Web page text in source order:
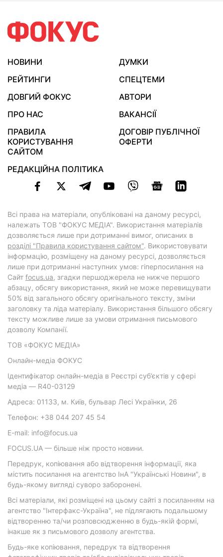
НОВИНИ
ДУМКИ
РЕЙТИНГИ
СПЕЦТЕМИ
ДОВГИЙ ФОКУС
АВТОРИ
ПРО НАС
ВАКАНСІЇ
ПРАВИЛА
КОРИСТУВАННЯ
САЙТОМ
ДОГОВІР ПУБЛІЧНОЇ
ОФЕРТИ
РЕДАКЦІЙНА ПОЛІТИКА
Всі права на матеріали, опубліковані на даному ресурсі,
належать ТОВ "ФОКУС МЕДІА". Використання матеріалів
дозволяється лише при дотриманні вимог, описаних в
розділі "Правила користування сайтом". Використовувати
інформацію, розміщену на даному ресурсі, дозволяється
лише при дотриманні наступних умов: гіперпосилання на
Cайт focus.ua, згадки першоджерела не нижче першого
абзацу, обсягу використання, який не може перевищувати
50% від загального обсягу оригінального тексту, зміни
заголовку та ліда матеріалу. Використання більшого обсягу
тексту можливе лише за умови отримання письмового
дозволу Компанії.
ТОВ «ФОКУС МЕДІА»
Онлайн-медіа ФОКУС
Ідентифікатор онлайн-медіа в Реєстрі суб’єктів у сфері
медіа — R40-03129
Адреса: 01133, м. Київ, бульвар Лесі Українки, 26
Телефон: +38 044 207 45 54
E-mail: info@focus.ua
FOCUS.UA — більше ніж просто новини.
Передрук, копіювання або відтворення інформації, яка
містить посилання на агентство ІнА "Українські Новини", в
будь-якому вигляді суворо заборонені.
Всі матеріали, які розміщені на цьому сайті з посиланням на
агентство "Інтерфакс-Україна", не підлягають подальшому
відтворенню та/чи розповсюдженню в будь-якій формі,
інакше як з письмового дозволу агентства.
Будь-яке копіювання, передрук та відтворення